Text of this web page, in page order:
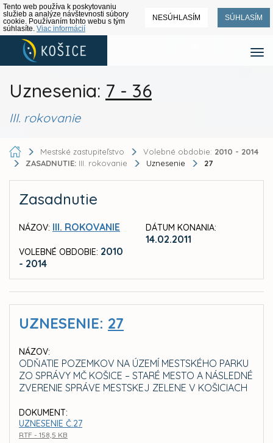
Tento web používa k poskytovaniu
služieb a analýze návštevnosti súbory
cookie. Používaním tohto webu s tým
súhlasíte. Viac informácií
NESÚHLASÍM SÚHLASÍM
Uznesenia: 7 - 36
III. rokovanie
Mestské zastupiteľstvo Volebné obdobie: 2010 - 2014
ZASADNUTIE: III. rokovanie Uznesenie 27
Zasadnutie
NÁZOV: III. ROKOVANIE
VOLEBNÉ OBDOBIE: 2010
- 2014
DÁTUM KONANIA:
14.02.2011
UZNESENIE: 27
NÁZOV:
ODŇATIE POZEMKOV NA ÚZEMÍ MESTSKÉHO PARKU
ZO SPRÁVY MČ KOŠICE – STARÉ MESTO A NÁSLEDNÉ
ZVERENIE SPRÁVE MESTSKEJ ZELENE V KOŠICIACH
DOKUMENT:
UZNESENIE Č.27
RTF - 158,5 KB